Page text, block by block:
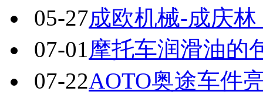
05-27成欧机械-成庆
07-01摩托车润滑油的
07-22AOTO奥途车件